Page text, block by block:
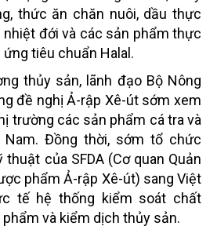
thức ăn chăn nuôi, dầu thực
nhiệt đới và các sản phẩm thực
tiêu chuẩn Halal.
thủy sản, lãnh đạo Bộ Nông
đề nghị Ả-rập Xê-út sớm xem
trường các sản phẩm cá tra và
Đồng thời, sớm tổ chức
của SFDA (Cơ quan Quản
phẩm Ả-rập Xê-út) sang Việt
tế hệ thống kiểm soát chất
phẩm và kiểm dịch thủy sản.